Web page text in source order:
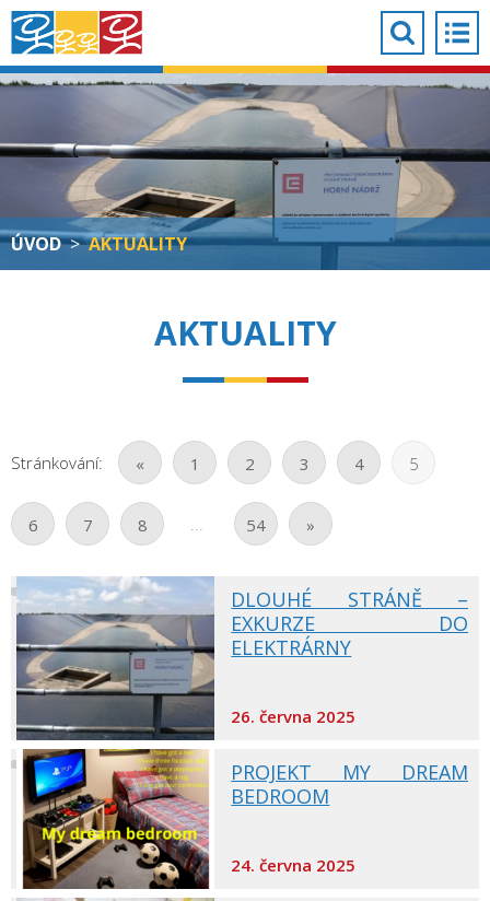
ÚVOD > AKTUALITY
AKTUALITY
Stránkování: « 1 2 3 4 5
6 7 8 ... 54 »
DLOUHÉ STRÁNĚ –
EXKURZE DO
ELEKTRÁRNY
26. června 2025
PROJEKT MY DREAM
BEDROOM
24. června 2025